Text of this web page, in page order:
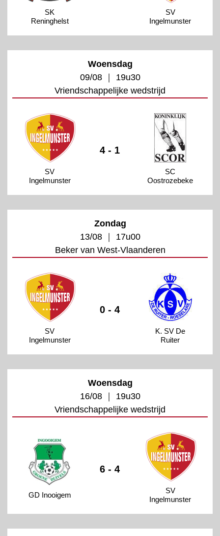
SK
Reninghelst
SV
Ingelmunster
Woensdag
09/08 ｜ 19u30
Vriendschappelijke wedstrijd
SV
Ingelmunster
4 - 1
SC
Oostrozebeke
Zondag
13/08 ｜ 17u00
Beker van West-Vlaanderen
SV
Ingelmunster
0 - 4
K. SV De
Ruiter
Woensdag
16/08 ｜ 19u30
Vriendschappelijke wedstrijd
GD Inooigem
6 - 4
SV
Ingelmunster